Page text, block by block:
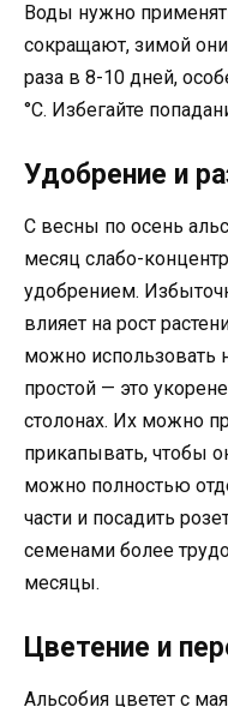
Воды нужно
сокращают, зимой
раза в 8-10 дней,
°C. Избегайте
Удобрение и
С весны по осень
месяц слабо-
удобрением.
влияет на рост
можно использовать
простой — это
столонах. Их можно
прикапывать, чтобы
можно полностью
части и посадить
семенами более
месяцы.
Цветение и
Альсобия цветет с